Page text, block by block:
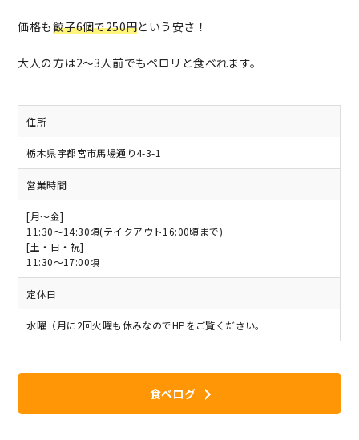
価格も餃子6個で250円という安さ！
大人の方は2〜3人前でもペロリと食べれます。
住所
栃木県宇都宮市馬場通り4-3-1
営業時間
[月～金]
11:30～14:30頃(テイクアウト16:00頃まで)
[土・日・祝]
11:30～17:00頃
定休日
水曜（月に2回火曜も休みなのでHPをご覧ください。
食べログ